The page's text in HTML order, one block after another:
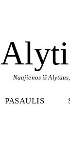
Naujienos iš
PASAULIS